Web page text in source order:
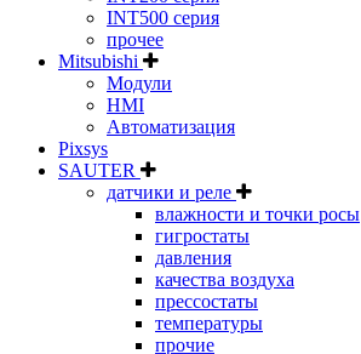
INT500 серия
прочее
Mitsubishi
Модули
HMI
Автоматизация
Pixsys
SAUTER
датчики и реле
влажности и точки росы
гигростаты
давления
качества воздуха
прессостаты
температуры
прочие